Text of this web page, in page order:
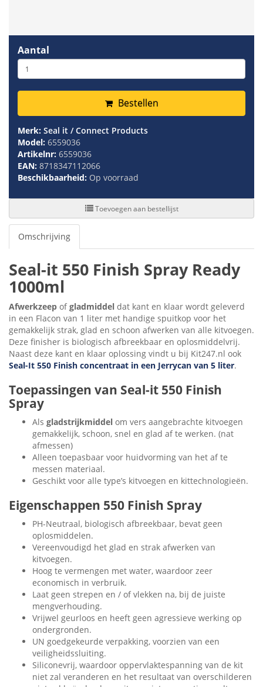
Aantal
Bestellen
Merk: Seal it / Connect Products
Model: 6559036
Artikelnr: 6559036
EAN: 8718347112066
Beschikbaarheid: Op voorraad
Toevoegen aan bestellijst
Omschrijving
Seal-it 550 Finish Spray Ready
1000ml
Afwerkzeep ofgladmiddel dat kant en klaar wordt geleverd
in een Flacon van 1 liter met handige spuitkop voor het
gemakkelijk strak, glad en schoon afwerken van alle kitvoegen.
Deze finisher is biologisch afbreekbaar en oplosmiddelvrij.
Naast deze kant en klaar oplossing vindt u bij Kit247.nl ook
Seal-It 550 Finish concentraat in een Jerrycan van 5 liter.
Toepassingen van Seal-it 550 Finish
Spray
Als gladstrijkmiddel om vers aangebrachte kitvoegen
gemakkelijk, schoon, snel en glad af te werken. (nat
afmessen)
Alleen toepasbaar voor huidvorming van het af te
messen materiaal.
Geschikt voor alle type’s kitvoegen en kittechnologieën.
Eigenschappen 550 Finish Spray
PH-Neutraal, biologisch afbreekbaar, bevat geen
oplosmiddelen.
Vereenvoudigd het glad en strak afwerken van
kitvoegen.
Hoog te vermengen met water, waardoor zeer
economisch in verbruik.
Laat geen strepen en / of vlekken na, bij de juiste
mengverhouding.
Vrijwel geurloos en heeft geen agressieve werking op
ondergronden.
UN goedgekeurde verpakking, voorzien van een
veiligheidssluiting.
Siliconevrij, waardoor oppervlaktespanning van de kit
niet zal veranderen en het resultaat van overschilderen